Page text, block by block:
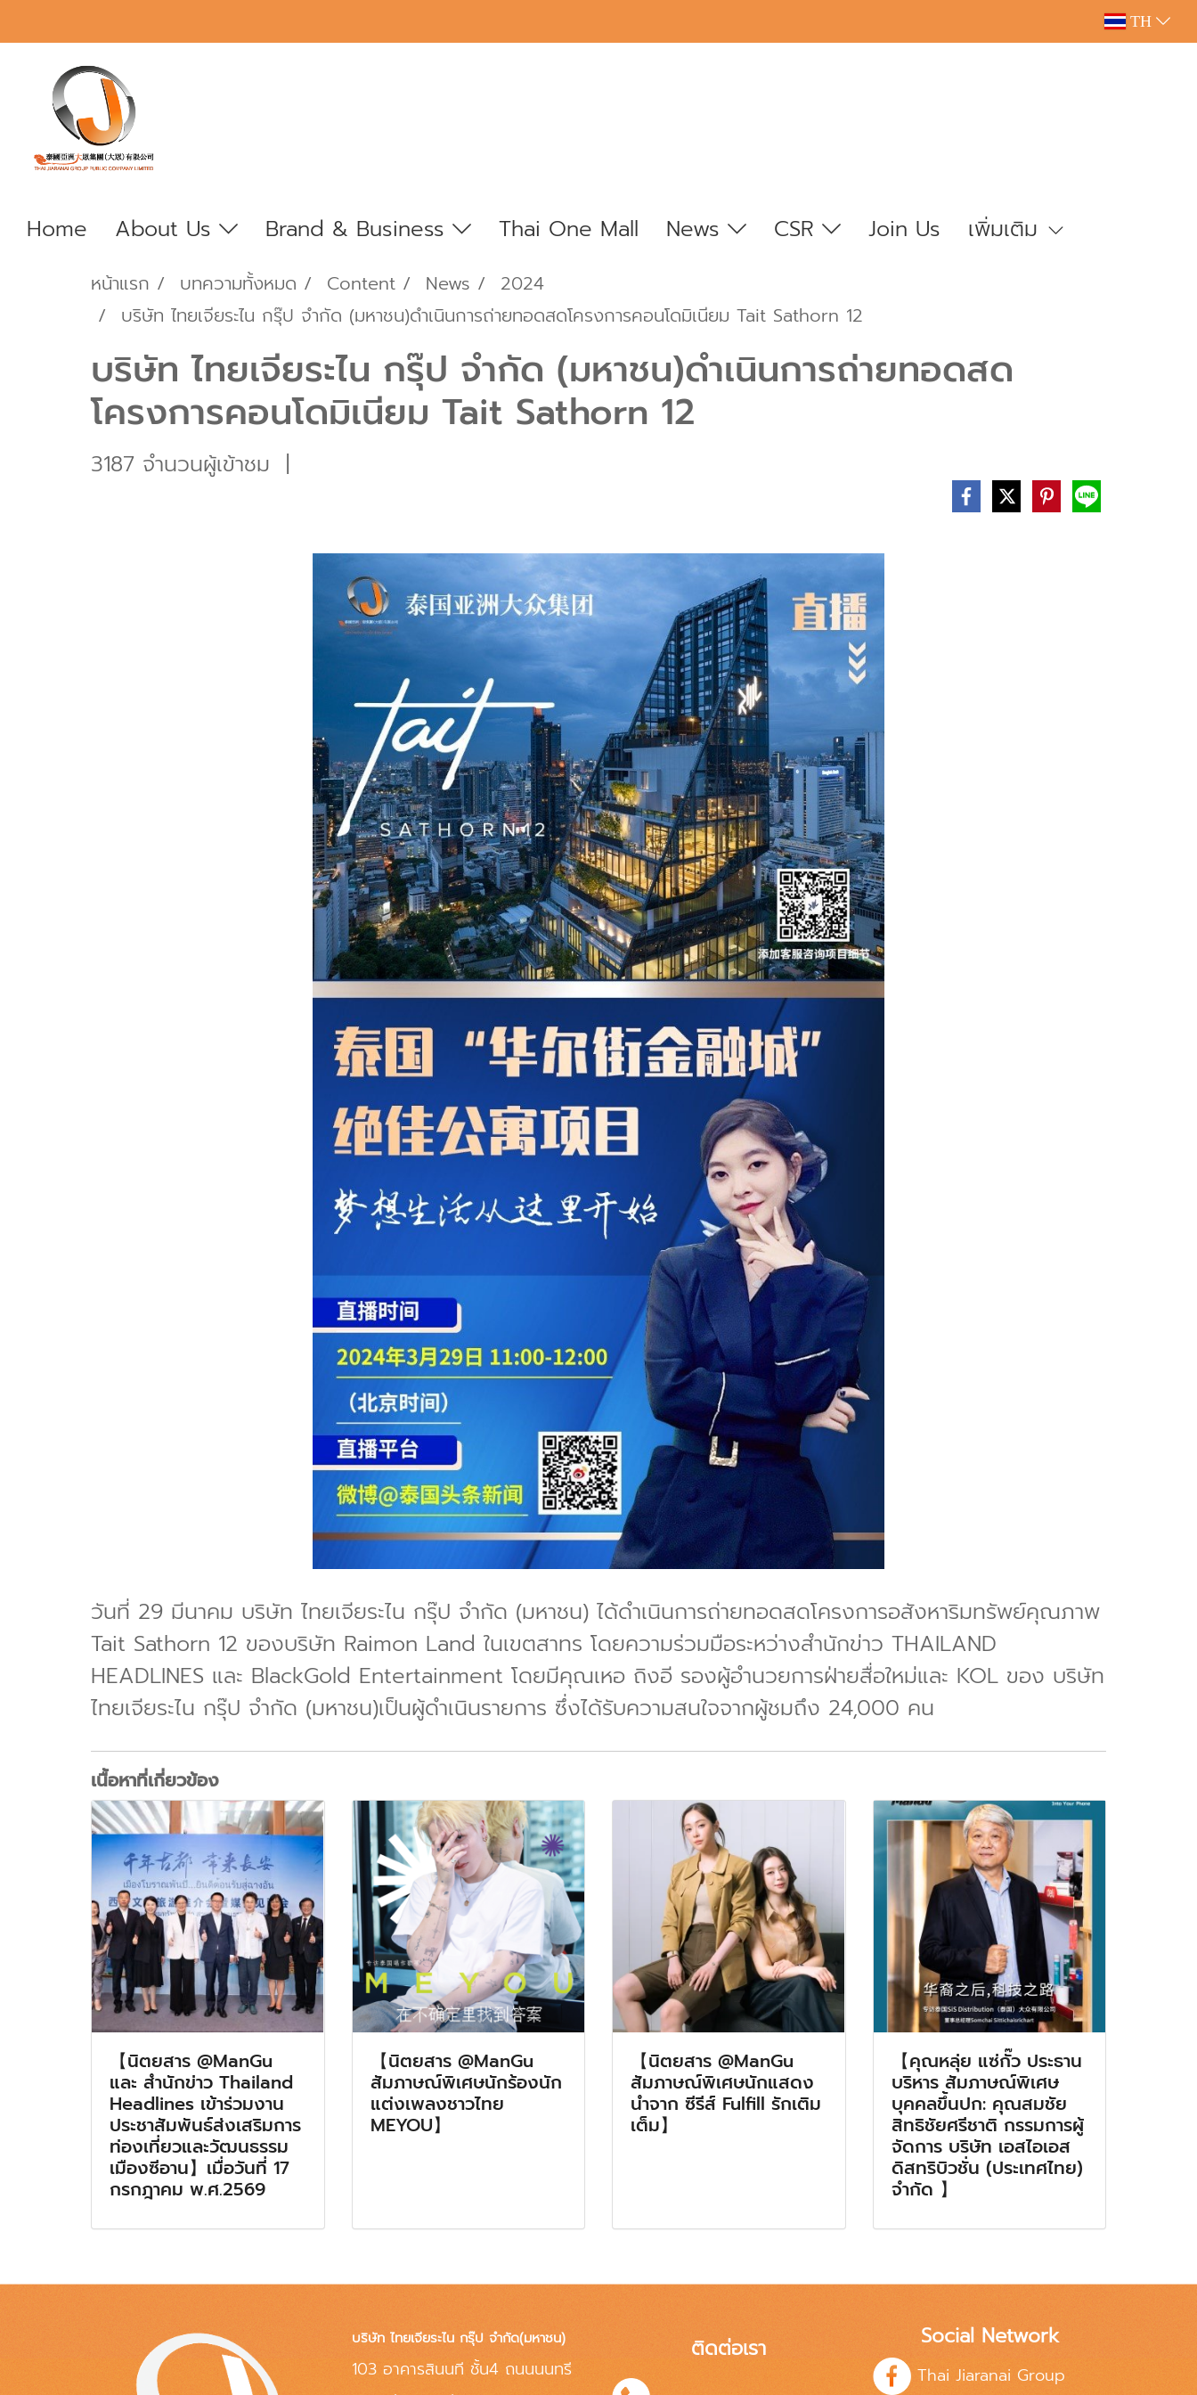
TH
Home About Us Brand & Business Thai One Mall News CSR Join Us เพิ่มเติม
หน้าแรก บทความทั้งหมด Content News
2024
บริษัท ไทยเจียระไน กรุ๊ป จำกัด (มหาชน)ดำเนินการถ่ายทอดสดโครงการคอนโดมิเนียม Tait Sathorn 12
บริษัท ไทยเจียระไน กรุ๊ป จำกัด (มหาชน)ดำเนินการถ่ายทอดสด
โครงการคอนโดมิเนียม Tait Sathorn 12
3187 จำนวนผู้เข้าชม |
วันที่ 29 มีนาคม บริษัท ไทยเจียระไน กรุ๊ป จำกัด (มหาชน) ได้ดำเนินการถ่ายทอดสดโครงการอสังหาริมทรัพย์คุณภาพ
Tait Sathorn 12 ของบริษัท Raimon Land ในเขตสาทร โดยความร่วมมือระหว่างสำนักข่าว THAILAND
HEADLINES และ BlackGold Entertainment โดยมีคุณเหอ ถิงอี รองผู้อำนวยการฝ่ายสื่อใหม่และ KOL ของ บริษัท
ไทยเจียระไน กรุ๊ป จำกัด (มหาชน)เป็นผู้ดำเนินรายการ ซึ่งได้รับความสนใจจากผู้ชมถึง 24,000 คน
เนื้อหาที่เกี่ยวข้อง
【นิตยสาร @ManGu
และ สำนักข่าว Thailand
Headlines เข้าร่วมงาน
ประชาสัมพันธ์ส่งเสริมการ
ท่องเที่ยวและวัฒนธรรม
เมืองซีอาน】เมื่อวันที่ 17
กรกฎาคม พ.ศ.2569
【นิตยสาร @ManGu
สัมภาษณ์พิเศษนักร้องนัก
แต่งเพลงชาวไทย
MEYOU】
【นิตยสาร @ManGu
สัมภาษณ์พิเศษนักแสดง
นำจาก ซีรีส์ Fulfill รักเติม
เต็ม】
【คุณหลุ่ย แซ่กั๊ว ประธาน
บริหาร สัมภาษณ์พิเศษ
บุคคลขึ้นปก: คุณสมชัย
สิทธิชัยศรีชาติ กรรมการผู้
จัดการ บริษัท เอสไอเอส
ดิสทริบิวชั่น (ประเทศไทย)
จำกัด 】
บริษัท ไทยเจียระไน กรุ๊ป จำกัด(มหาชน)
103 อาคารสินนที ชั้น4 ถนนนนทรี
ติดต่อเรา Social Network
Thai Jiaranai Group